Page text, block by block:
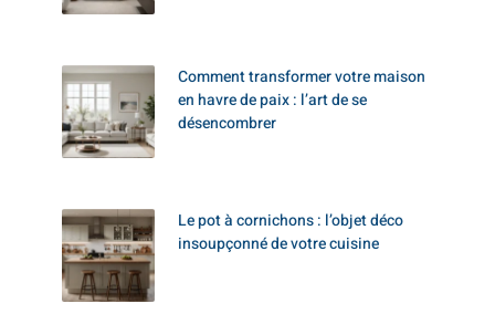
Comment transformer votre maison
en havre de paix : l’art de se
désencombrer
Le pot à cornichons : l’objet déco
insoupçonné de votre cuisine